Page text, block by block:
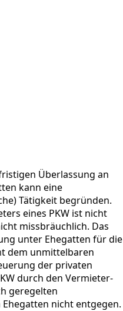
Überlassung an
kann eine
Tätigkeit begründen.
eines PKW ist nicht
missbräuchlich. Das
unter Ehegatten für die
dem unmittelbaren
der privaten
durch den Vermieter-
geregelten
nicht entgegen.